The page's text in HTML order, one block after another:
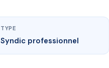
TYPE
Syndic professionnel